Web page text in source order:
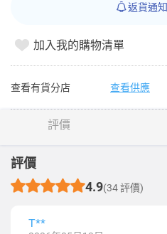
返貨通知
加入我的購物清單
查看有貨分店 查看供應
評價
評價
4.9(34 評價)
T**